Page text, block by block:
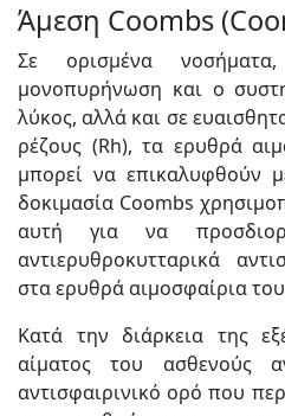
Άμεση Coombs
Σε ορισμένα
μονοπυρήνωση και ο
λύκος, αλλά και σε
ρέζους (Rh), τα ερυθρά
μπορεί να επικαλυφθούν
δοκιμασία Coombs
αυτή για να
αντιερυθροκυτταρικά
στα ερυθρά αιμοσφαίρια
Κατά την διάρκεια της
αίματος του ασθενούς
αντισφαιρινικό ορό που